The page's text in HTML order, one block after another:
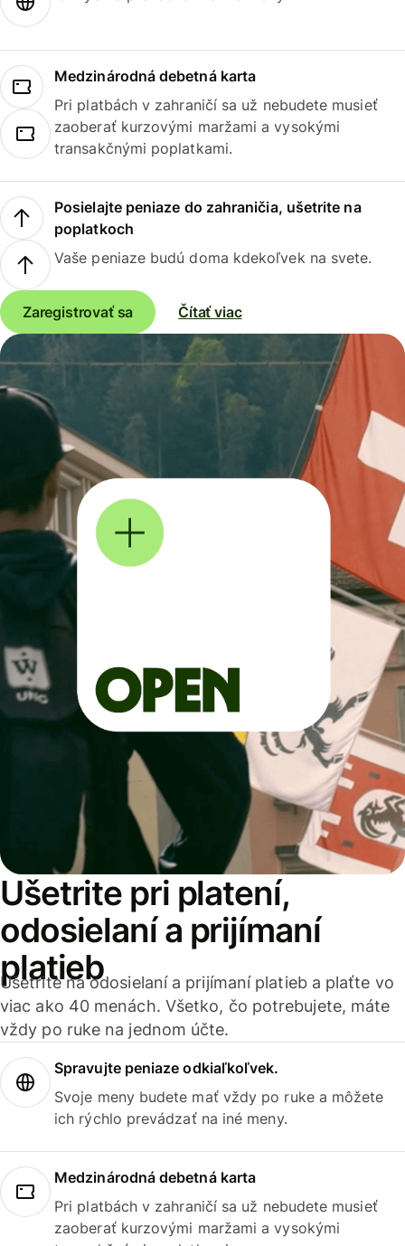
Medzinárodná debetná karta
Pri platbách v zahraničí sa už nebudete musieť
zaoberať kurzovými maržami a vysokými
transakčnými poplatkami.
Posielajte peniaze do zahraničia, ušetrite na
poplatkoch
Vaše peniaze budú doma kdekoľvek na svete.
Zaregistrovať sa Čítať viac
Ušetrite pri platení,
odosielaní a prijímaní
platieb
Ušetrite na odosielaní a prijímaní platieb a plaťte vo
viac ako 40 menách. Všetko, čo potrebujete, máte
vždy po ruke na jednom účte.
Spravujte peniaze odkiaľkoľvek.
Svoje meny budete mať vždy po ruke a môžete
ich rýchlo prevádzať na iné meny.
Medzinárodná debetná karta
Pri platbách v zahraničí sa už nebudete musieť
zaoberať kurzovými maržami a vysokými